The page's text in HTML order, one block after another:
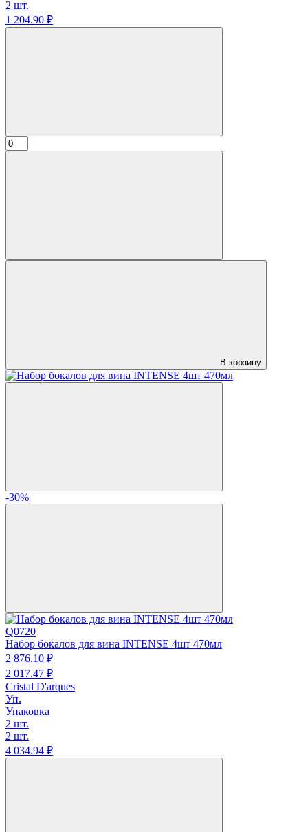
2 шт.
1 204.90 ₽
В корзину
-30%
Q0720
Набор бокалов для вина INTENSE 4шт 470мл
2 876.10 ₽
2 017.47 ₽
Cristal D'arques
Уп.
Упаковка
2 шт.
2 шт.
4 034.94 ₽